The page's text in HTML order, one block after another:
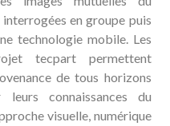
en groupe puis
technologie mobile. Les
tecpart permettent
de tous horizons
leurs connaissances du
visuelle, numérique